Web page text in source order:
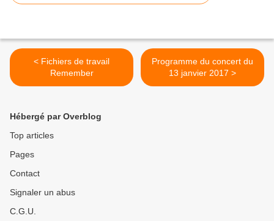
< Fichiers de travail
Remember
Programme du concert du
13 janvier 2017 >
Hébergé par Overblog
Top articles
Pages
Contact
Signaler un abus
C.G.U.